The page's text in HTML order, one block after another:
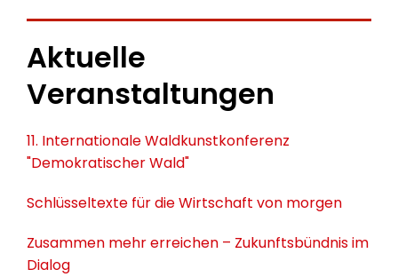
Aktuelle
Veranstaltungen
11. Internationale Waldkunstkonferenz
"Demokratischer Wald"
Schlüsseltexte für die Wirtschaft von morgen
Zusammen mehr erreichen – Zukunftsbündnis im
Dialog